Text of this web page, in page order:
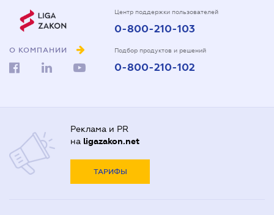
О КОМПАНИИ
Центр поддержки пользователей
0-800-210-103
Подбор продуктов и решений
0-800-210-102
Реклама и PR
на ligazakon.net
ТАРИФЫ